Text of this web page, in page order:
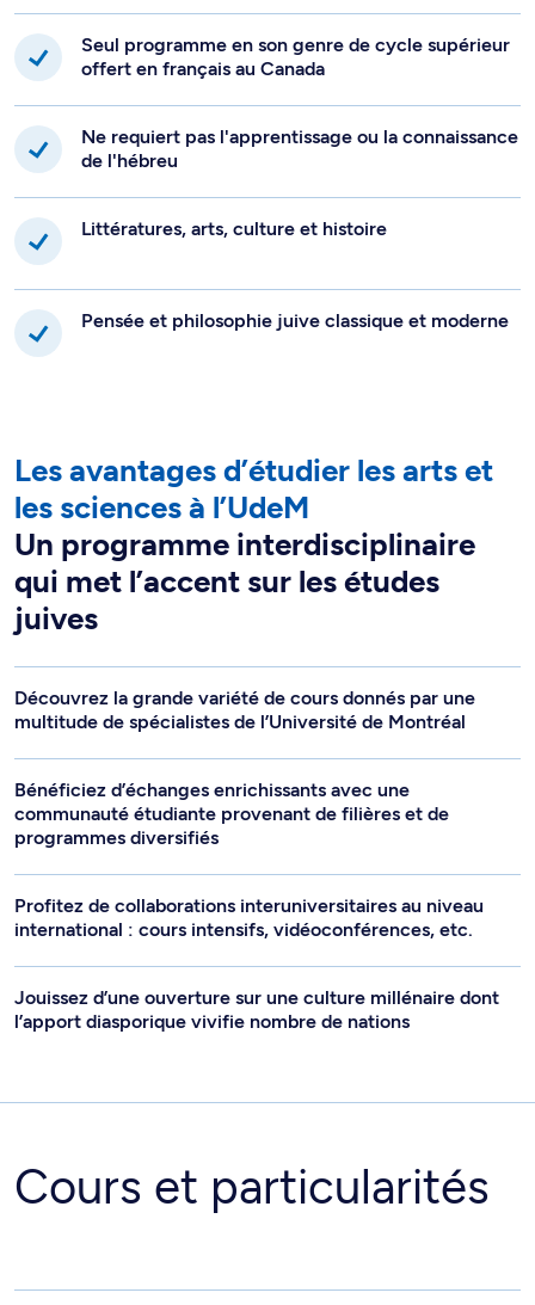
Seul programme en son genre de cycle supérieur
offert en français au Canada
Ne requiert pas l'apprentissage ou la connaissance
de l'hébreu
Littératures, arts, culture et histoire
Pensée et philosophie juive classique et moderne
Les avantages d’étudier les arts et
les sciences à l’UdeM
Un programme interdisciplinaire
qui met l’accent sur les études
juives
Découvrez la grande variété de cours donnés par une
multitude de spécialistes de l’Université de Montréal
Bénéficiez d’échanges enrichissants avec une
communauté étudiante provenant de filières et de
programmes diversifiés
Profitez de collaborations interuniversitaires au niveau
international : cours intensifs, vidéoconférences, etc.
Jouissez d’une ouverture sur une culture millénaire dont
l’apport diasporique vivifie nombre de nations
Cours et particularités